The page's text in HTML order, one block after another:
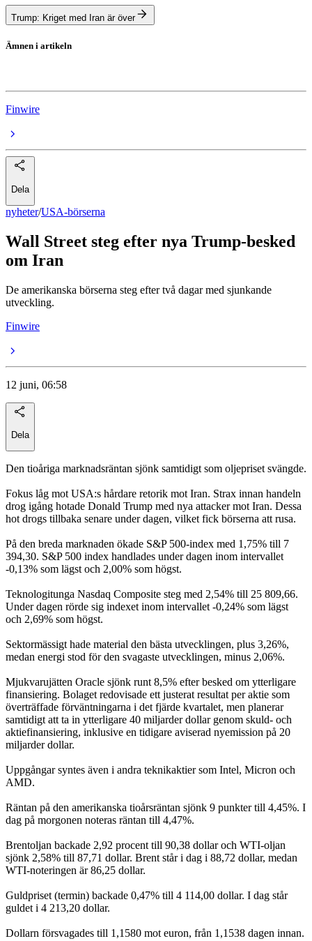
Trump: Kriget med Iran är över
Ämnen i artikeln
Finwire
Dela
nyheter/USA-börserna
Wall Street steg efter nya Trump-besked
om Iran
De amerikanska börserna steg efter två dagar med sjunkande
utveckling.
Finwire
12 juni, 06:58
Dela
Den tioåriga marknadsräntan sjönk samtidigt som oljepriset svängde.
Fokus låg mot USA:s hårdare retorik mot Iran. Strax innan handeln
drog igång hotade Donald Trump med nya attacker mot Iran. Dessa
hot drogs tillbaka senare under dagen, vilket fick börserna att rusa.
På den breda marknaden ökade S&P 500-index med 1,75% till 7
394,30. S&P 500 index handlades under dagen inom intervallet
-0,13% som lägst och 2,00% som högst.
Teknologitunga Nasdaq Composite steg med 2,54% till 25 809,66.
Under dagen rörde sig indexet inom intervallet -0,24% som lägst
och 2,69% som högst.
Sektormässigt hade material den bästa utvecklingen, plus 3,26%,
medan energi stod för den svagaste utvecklingen, minus 2,06%.
Mjukvarujätten Oracle sjönk runt 8,5% efter besked om ytterligare
finansiering. Bolaget redovisade ett justerat resultat per aktie som
överträffade förväntningarna i det fjärde kvartalet, men planerar
samtidigt att ta in ytterligare 40 miljarder dollar genom skuld- och
aktiefinansiering, inklusive en tidigare aviserad nyemission på 20
miljarder dollar.
Uppgångar syntes även i andra teknikaktier som Intel, Micron och
AMD.
Räntan på den amerikanska tioårsräntan sjönk 9 punkter till 4,45%. I
dag på morgonen noteras räntan till 4,47%.
Brentoljan backade 2,92 procent till 90,38 dollar och WTI-oljan
sjönk 2,58% till 87,71 dollar. Brent står i dag i 88,72 dollar, medan
WTI-noteringen är 86,25 dollar.
Guldpriset (termin) backade 0,47% till 4 114,00 dollar. I dag står
guldet i 4 213,20 dollar.
Dollarn försvagades till 1,1580 mot euron, från 1,1538 dagen innan.